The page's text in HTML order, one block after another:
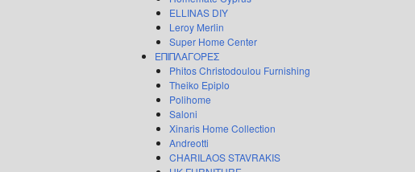
ELLINAS DIY
Leroy Merlin
Super Home Center
ΕΠΙΠΛΑΓΟΡΕΣ
Phitos Christodoulou Furnishing
Theiko Epiplo
Polihome
Saloni
Xinaris Home Collection
Andreotti
CHARILAOS STAVRAKIS